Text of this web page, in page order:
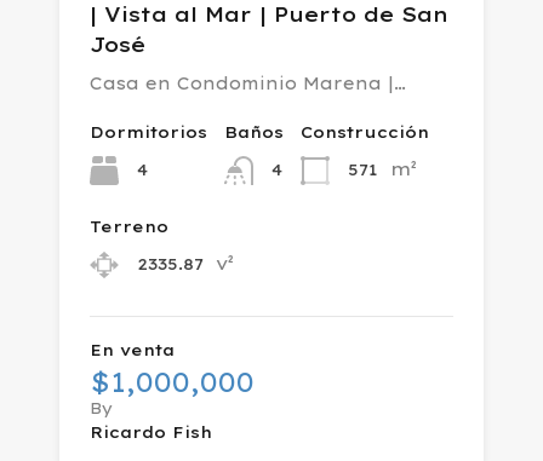
| Vista al Mar | Puerto de San
José
Casa en Condominio Marena |…
Dormitorios
4
Baños
4
Construcción
571
m²
Terreno
2335.87
v²
En venta
$1,000,000
By
Ricardo Fish